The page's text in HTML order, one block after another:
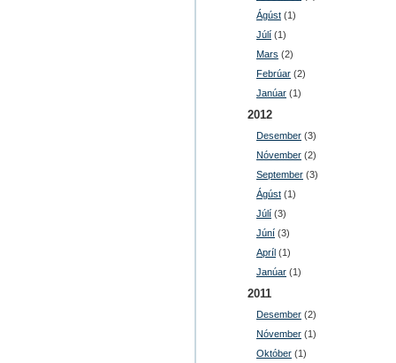
Ágúst (1)
Júlí (1)
Mars (2)
Febrúar (2)
Janúar (1)
2012
Desember (3)
Nóvember (2)
September (3)
Ágúst (1)
Júlí (3)
Júní (3)
Apríl (1)
Janúar (1)
2011
Desember (2)
Nóvember (1)
Október (1)